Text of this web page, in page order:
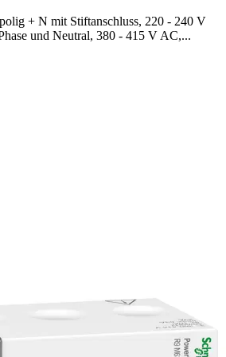
+ N mit Stiftanschluss, 220 - 240 V
und Neutral, 380 - 415 V AC,...